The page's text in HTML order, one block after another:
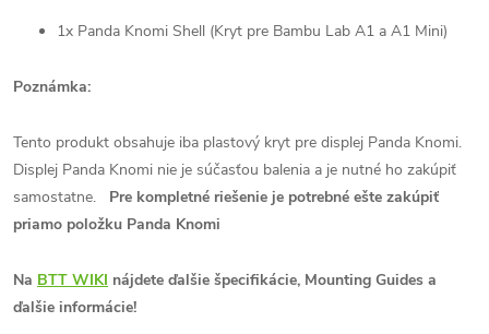
1x Panda Knomi Shell (Kryt pre Bambu Lab A1 a A1 Mini)
Poznámka:
Tento produkt obsahuje iba plastový kryt pre displej Panda Knomi.
Displej Panda Knomi nie je súčasťou balenia a je nutné ho zakúpiť
samostatne.
Pre kompletné riešenie je potrebné ešte zakúpiť
priamo položku Panda Knomi
Na BTT WIKI nájdete ďalšie špecifikácie, Mounting Guides a
ďalšie informácie!